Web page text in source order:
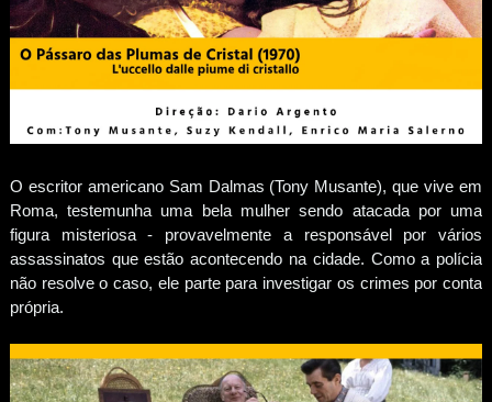
O escritor americano Sam Dalmas (Tony Musante), que vive em
Roma, testemunha uma bela mulher sendo atacada por uma
figura misteriosa - provavelmente a responsável por vários
assassinatos que estão acontecendo na cidade. Como a polícia
não resolve o caso, ele parte para investigar os crimes por conta
própria.